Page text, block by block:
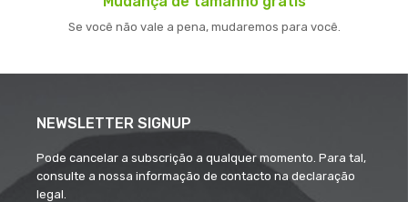
Se você não vale a pena, mudaremos para você.
NEWSLETTER SIGNUP
Pode cancelar a subscrição a qualquer momento. Para tal,
consulte a nossa informação de contacto na declaração
legal.